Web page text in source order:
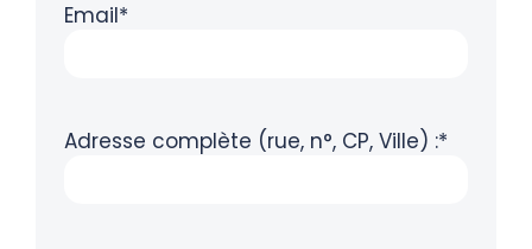
Email*
Adresse complète (rue, n°, CP, Ville) :*